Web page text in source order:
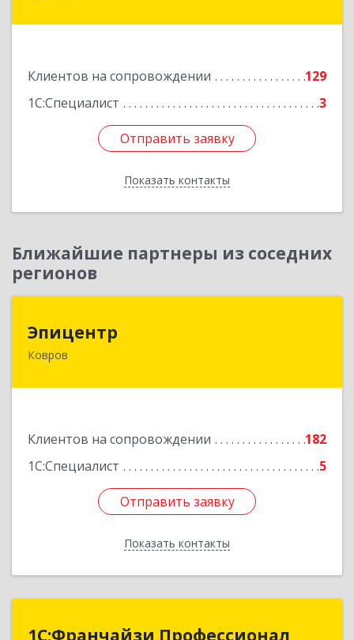
Клиентов на сопровождении
129
1С:Специалист
3
Отправить заявку
Показать контакты
Отправить заявку
Назад
Ближайшие партнеры из соседних
регионов
Эпицентр
Ковров
Клиентов на сопровождении
182
1С:Специалист
5
Отправить заявку
Показать контакты
601900, Владимирская обл, Ковров г, Барсукова
Отправить заявку
Назад
1С:Франчайзи Профессионал
1С:Франчайзи Профессионал